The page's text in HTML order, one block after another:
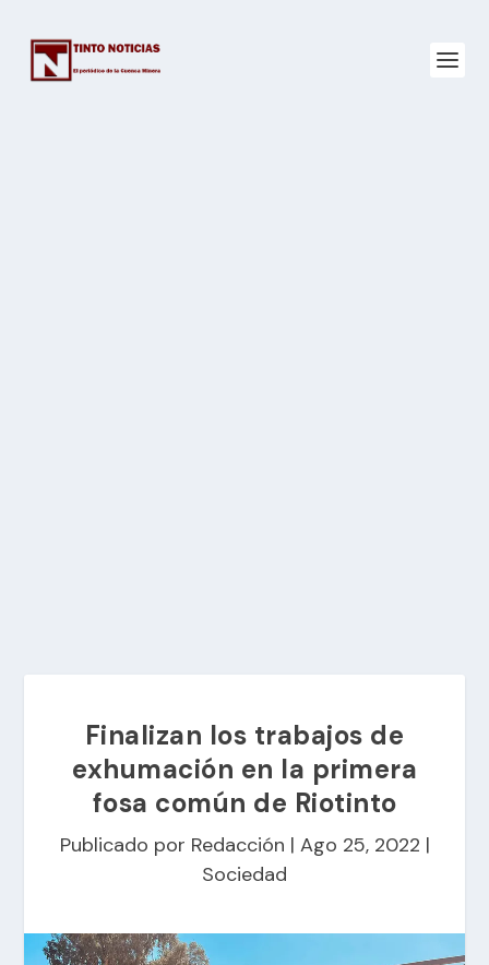
Finalizan los trabajos de
exhumación en la primera
fosa común de Riotinto
Publicado por Redacción | Ago 25, 2022 |
Sociedad